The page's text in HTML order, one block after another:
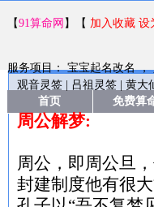
【91算命网 】【 加入收藏 设
服务项目：宝宝起名改名，
首页 免费算
观音灵签 吕祖灵签 黄大
周公解梦:
周公，即周公旦
封建制度他有很